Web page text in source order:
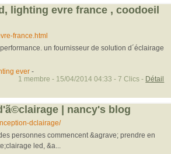
lighting evre france , coodoeil
france.html
un fournisseur de solution d´éclairage
ever-
1 membre - 15/04/2014 04:33 - 7 Clics - Détail
| nancy's blog
dclairage/
personnes commencent &agrave; prendre en
led, &a...